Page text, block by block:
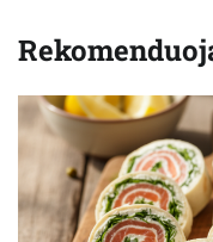
įrašų